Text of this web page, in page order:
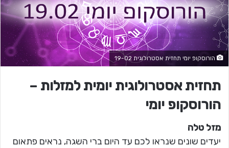
הורוסקופ יומי תחזית אסטרולוגית 19-02
תחזית אסטרולוגית יומית למזלות –
הורוסקופ יומי
מזל טלה
יעדים שונים שנראו לכם עד היום ברי השגה, נראים פתאום